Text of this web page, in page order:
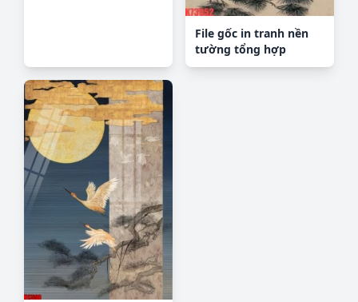
File gốc in tranh nền
tường tổng hợp
K73952